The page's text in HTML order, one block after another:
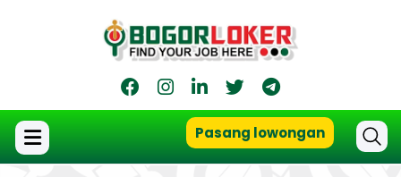
Pasang lowongan